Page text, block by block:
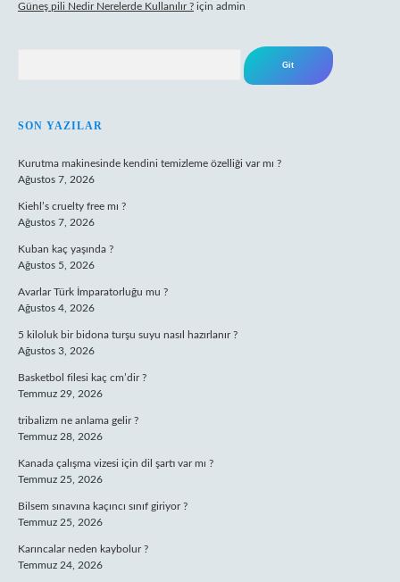
Güneş pili Nedir Nerelerde Kullanılır ? için admin
SON YAZILAR
Kurutma makinesinde kendini temizleme özelliği var mı ?
Ağustos 7, 2026
Kiehl’s cruelty free mı ?
Ağustos 7, 2026
Kuban kaç yaşında ?
Ağustos 5, 2026
Avarlar Türk İmparatorluğu mu ?
Ağustos 4, 2026
5 kiloluk bir bidona turşu suyu nasıl hazırlanır ?
Ağustos 3, 2026
Basketbol filesi kaç cm’dir ?
Temmuz 29, 2026
tribalizm ne anlama gelir ?
Temmuz 28, 2026
Kanada çalışma vizesi için dil şartı var mı ?
Temmuz 25, 2026
Bilsem sınavına kaçıncı sınıf giriyor ?
Temmuz 25, 2026
Karıncalar neden kaybolur ?
Temmuz 24, 2026